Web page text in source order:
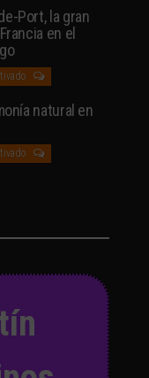
Port, la gran
en el
natural en